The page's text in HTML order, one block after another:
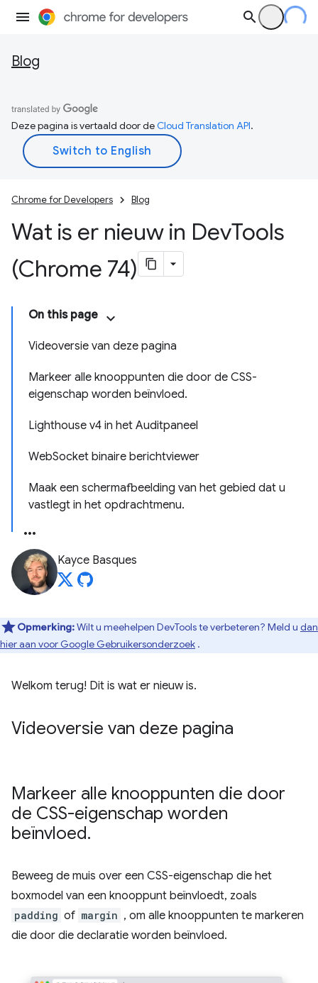
Blog
Deze pagina is vertaald door deCloud Translation API.
Chrome for Developers Blog
Wat is er nieuw in DevTools
(Chrome 74)
On this page
Videoversie van deze pagina
Markeer alle knooppunten die door de CSS-
eigenschap worden beïnvloed.
Lighthouse v4 in het Auditpaneel
WebSocket binaire berichtviewer
Maak een schermafbeelding van het gebied dat u
vastlegt in het opdrachtmenu.
Kayce Basques
Opmerking:Wilt u meehelpen DevTools te verbeteren? Meld u dan
hier aan voor Google Gebruikersonderzoek .
Welkom terug! Dit is wat er nieuw is.
Videoversie van deze pagina
Markeer alle knooppunten die door
de CSS-eigenschap worden
beïnvloed.
Beweeg de muis over een CSS-eigenschap die het
boxmodel van een knooppunt beïnvloedt, zoals
padding of margin , om alle knooppunten te markeren
die door die declaratie worden beïnvloed.